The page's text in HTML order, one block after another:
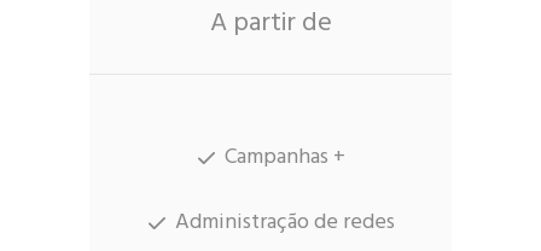
A partir de
Campanhas +
Administração de redes